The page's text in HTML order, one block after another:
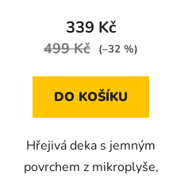
339 Kč
499 Kč (–32 %)
DO KOŠÍKU
Hřejivá deka s jemným
povrchem z mikroplyše,